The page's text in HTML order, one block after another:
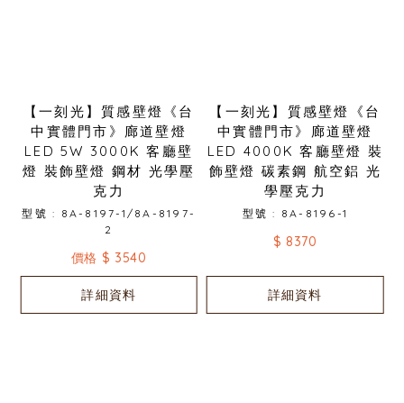
【一刻光】質感壁燈《台
中實體門市》廊道壁燈
LED 5W 3000K 客廳壁
燈 裝飾壁燈 鋼材 光學壓
克力
型號 : 8A-8197-1/8A-8197-
2
價格 $ 3540
詳細資料
【一刻光】質感壁燈《台
中實體門市》廊道壁燈
LED 4000K 客廳壁燈 裝
飾壁燈 碳素鋼 航空鋁 光
學壓克力
型號 : 8A-8196-1
$ 8370
詳細資料